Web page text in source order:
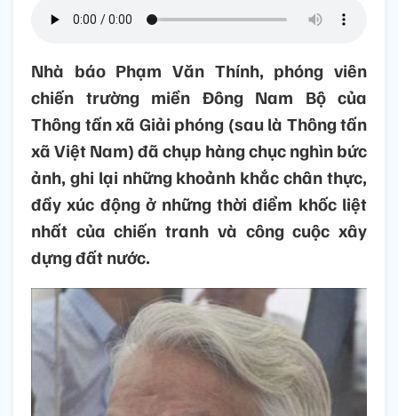
Nhà báo Phạm Văn Thính, phóng viên
chiến trường miền Đông Nam Bộ của
Thông tấn xã Giải phóng (sau là Thông tấn
xã Việt Nam) đã chụp hàng chục nghìn bức
ảnh, ghi lại những khoảnh khắc chân thực,
đầy xúc động ở những thời điểm khốc liệt
nhất của chiến tranh và công cuộc xây
dựng đất nước.